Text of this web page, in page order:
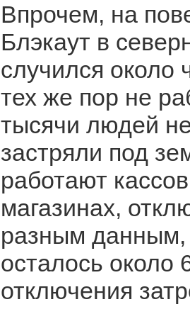
Впрочем, на
Блэкаут в
случился около
тех же пор не
тысячи людей
застряли под
работают
магазинах,
разным данным,
осталось около
отключения